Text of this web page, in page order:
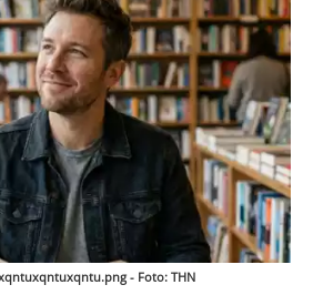
- Foto: THN